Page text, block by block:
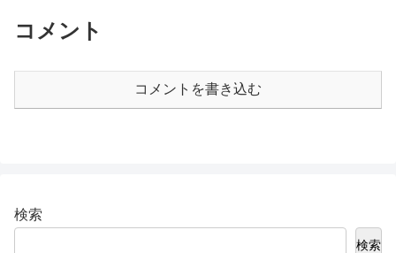
コメント
コメントを書き込む
検索
検索